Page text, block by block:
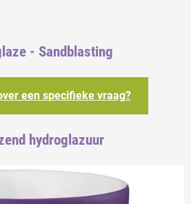
- Sandblasting
een specifieke vraag?
hydroglazuur